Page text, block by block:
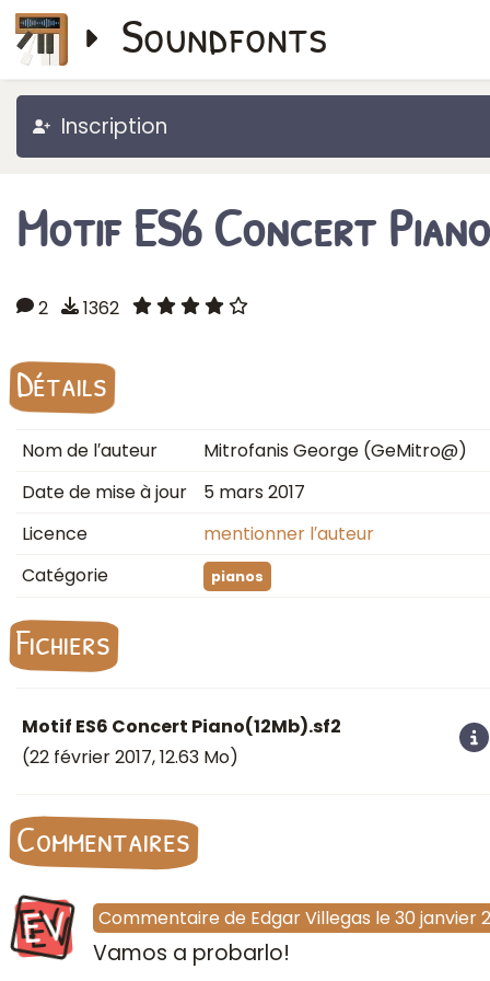
Soundfonts
Inscription
Motif ES6 Concert
2 1362
Détails
Nom de l′auteur
Mitrofanis George (GeMitro@)
Date de mise à jour
5 mars 2017
Licence
mentionner l′auteur
Catégorie
pianos
Fichiers
Motif ES6 Concert Piano(12Mb).sf2
(22 février 2017, 12.63 Mo)
Commentaires
EV Commentaire de Edgar Villegas le 30 janvier
Vamos a probarlo!